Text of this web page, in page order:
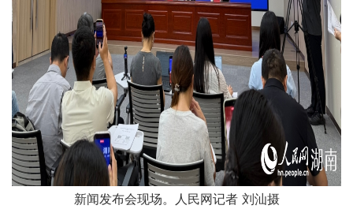
新闻发布会现场。人民网记者 刘汕摄